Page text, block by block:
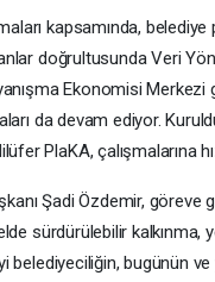
kapsamında,
doğrultusunda Veri
Ekonomisi
da devam ediyor.
PlaKA, çalışmalarına
Şadi Özdemir, göreve
sürdürülebilir
belediyeciliğin, bugünün ve